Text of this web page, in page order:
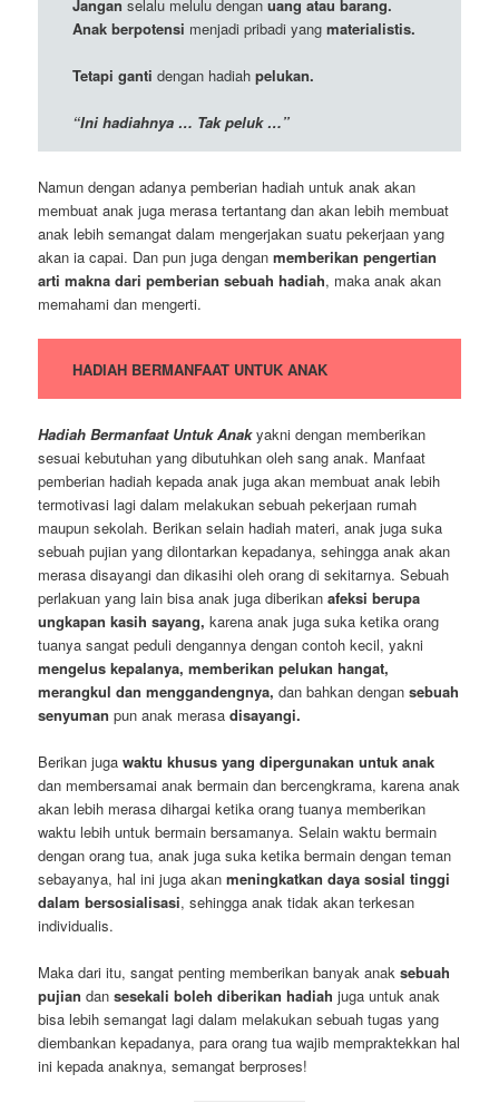
Jangan selalu melulu denganuang atau barang.
Anak berpotensi menjadi pribadi yang materialistis.
Tetapi ganti dengan hadiahpelukan.
“Ini hadiahnya … Tak peluk …”
Namun dengan adanya pemberian hadiah untuk anak akan
membuat anak juga merasa tertantang dan akan lebih membuat
anak lebih semangat dalam mengerjakan suatu pekerjaan yang
akan ia capai. Dan pun juga denganmemberikan pengertian
arti makna dari pemberian sebuah hadiah, maka anak akan
memahami dan mengerti.
HADIAH BERMANFAAT UNTUK ANAK
Hadiah Bermanfaat Untuk Anakyakni dengan memberikan
sesuai kebutuhan yang dibutuhkan oleh sang anak. Manfaat
pemberian hadiah kepada anak juga akan membuat anak lebih
termotivasi lagi dalam melakukan sebuah pekerjaan rumah
maupun sekolah. Berikan selain hadiah materi, anak juga suka
sebuah pujian yang dilontarkan kepadanya, sehingga anak akan
merasa disayangi dan dikasihi oleh orang di sekitarnya. Sebuah
perlakuan yang lain bisa anak juga diberikan afeksi berupa
ungkapan kasih sayang, karena anak juga suka ketika orang
tuanya sangat peduli dengannya dengan contoh kecil, yakni
mengelus kepalanya, memberikan pelukan hangat,
merangkul dan menggandengnya,dan bahkan dengansebuah
senyuman pun anak merasadisayangi.
Berikan jugawaktu khusus yang dipergunakan untuk anak
dan membersamai anak bermain dan bercengkrama, karena anak
akan lebih merasa dihargai ketika orang tuanya memberikan
waktu lebih untuk bermain bersamanya. Selain waktu bermain
dengan orang tua, anak juga suka ketika bermain dengan teman
sebayanya, hal ini juga akanmeningkatkan daya sosial tinggi
dalam bersosialisasi, sehingga anak tidak akan terkesan
individualis.
Maka dari itu, sangat penting memberikan banyak anaksebuah
pujian dan sesekali boleh diberikan hadiah juga untuk anak
bisa lebih semangat lagi dalam melakukan sebuah tugas yang
diembankan kepadanya, para orang tua wajib mempraktekkan hal
ini kepada anaknya, semangat berproses!